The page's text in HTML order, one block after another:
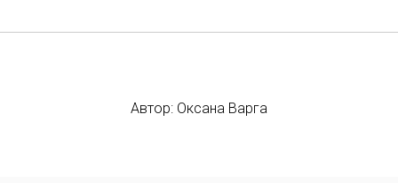
Автор: Оксана Варга